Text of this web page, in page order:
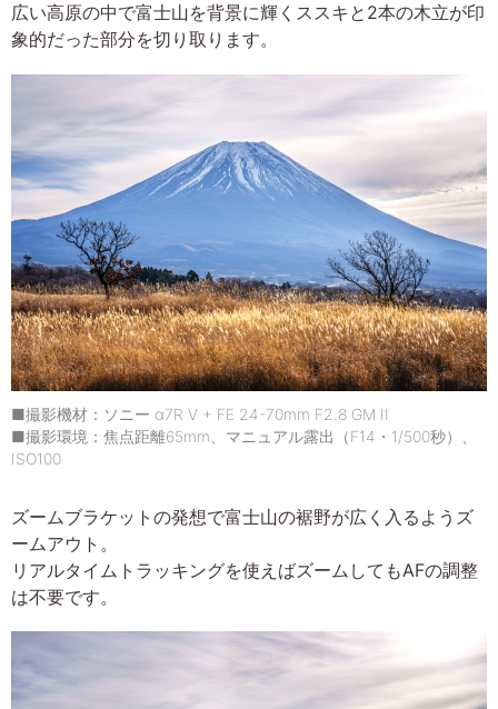
広い高原の中で富士山を背景に輝くススキと2本の木立が印
象的だった部分を切り取ります。
■撮影機材：ソニー α7R V + FE 24-70mm F2.8 GM II
■撮影環境：焦点距離65mm、マニュアル露出（F14・1/500秒）、
ISO100
ズームブラケットの発想で富士山の裾野が広く入るようズ
ームアウト。
リアルタイムトラッキングを使えばズームしてもAFの調整
は不要です。